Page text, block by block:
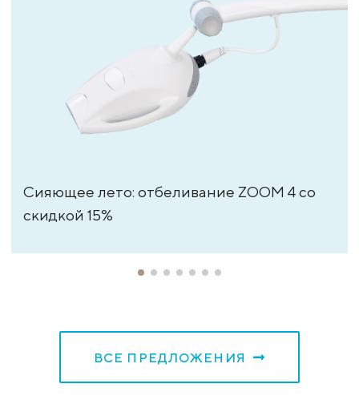
Сияющее лето: отбеливание ZOOM 4 со
скидкой 15%
ВСЕ ПРЕДЛОЖЕНИЯ